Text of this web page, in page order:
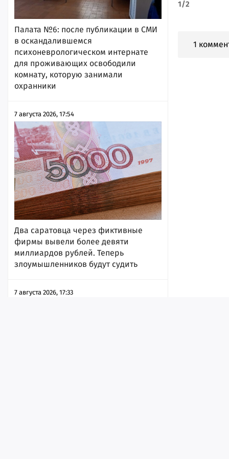
Палата №6: после публикации в СМИ
в оскандалившемся
психоневрологическом интернате
для проживающих освободили
комнату, которую занимали
охранники
7 августа 2026, 17:54
Два саратовца через фиктивные
фирмы вывели более девяти
миллиардов рублей. Теперь
злоумышленников будут судить
7 августа 2026, 17:33
1/2
1